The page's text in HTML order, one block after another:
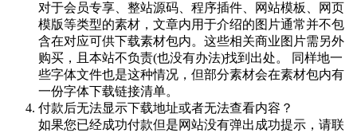
对于会员专享、整站源码、程序插件、网站模板、网页
模版等类型的素材，文章内用于介绍的图片通常并不包
含在对应可供下载素材包内。这些相关商业图片需另外
购买，且本站不负责(也没有办法)找到出处。 同样地一
些字体文件也是这种情况，但部分素材会在素材包内有
一份字体下载链接清单。
付款后无法显示下载地址或者无法查看内容？
如果您已经成功付款但是网站没有弹出成功提示，请联